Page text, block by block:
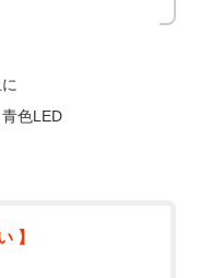
色LED
】